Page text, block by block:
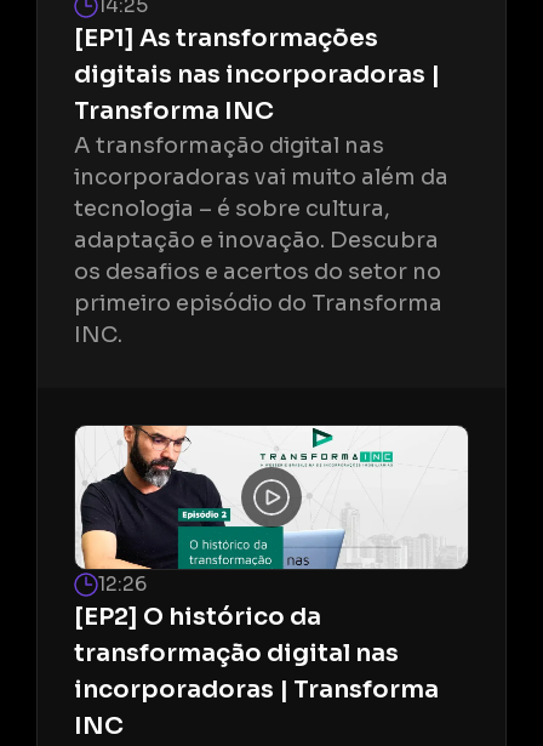
[EP1] As transformações
digitais nas incorporadoras |
Transforma INC
14:25
A transformação digital nas
incorporadoras vai muito além da
tecnologia – é sobre cultura,
adaptação e inovação. Descubra
os desafios e acertos do setor no
primeiro episódio do Transforma
INC.
[EP2] O histórico da
transformação digital nas
incorporadoras | Transforma
INC
12:26